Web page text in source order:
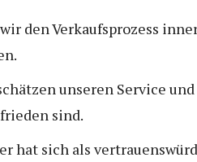
den Verkaufsprozess
unseren Service
sind.
hat sich als